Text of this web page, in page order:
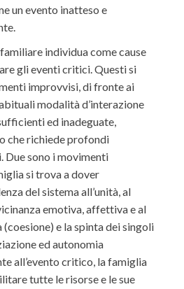
un evento inatteso e
individua come cause
gli eventi critici. Questi si
improvvisi, di fronte ai
modalità d’interazione
ed inadeguate,
che richiede profondi
sono i movimenti
si trova a dover
del sistema all’unità, al
emotiva, affettiva e al
(coesione) e la spinta dei singoli
ed autonomia
all’evento critico, la famiglia
tutte le risorse e le sue